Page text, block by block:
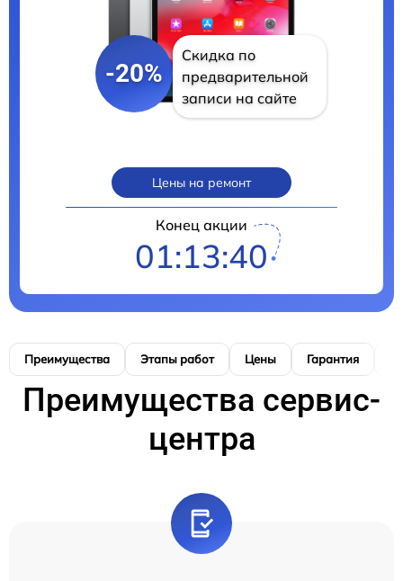
-20%
Скидка по
предварительной
записи на сайте
Цены на ремонт
Конец акции
01:13:39
Преимущества Этапы работ Цены Гарантия
Преимущества сервис-
центра